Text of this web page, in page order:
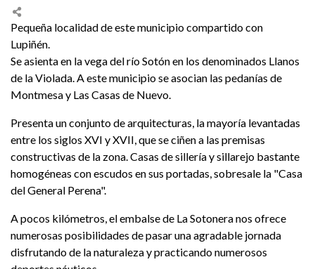
Pequeña localidad de este municipio compartido con
Lupiñén.
Se asienta en la vega del río Sotón en los denominados Llanos
de la Violada. A este municipio se asocian las pedanías de
Montmesa y Las Casas de Nuevo.
Presenta un conjunto de arquitecturas, la mayoría levantadas
entre los siglos XVI y XVII, que se ciñen a las premisas
constructivas de la zona. Casas de sillería y sillarejo bastante
homogéneas con escudos en sus portadas, sobresale la "Casa
del General Perena".
A pocos kilómetros, el embalse de La Sotonera nos ofrece
numerosas posibilidades de pasar una agradable jornada
disfrutando de la naturaleza y practicando numerosos